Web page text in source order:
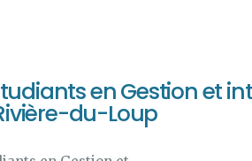
en Gestion et
du-Loup